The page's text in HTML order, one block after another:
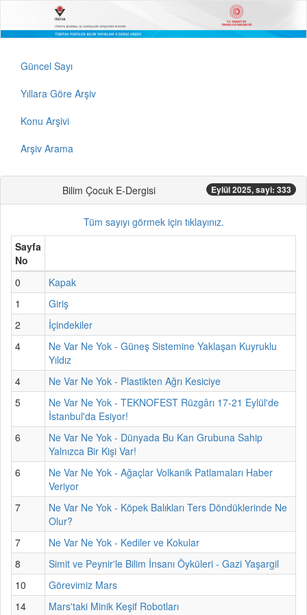
Güncel Sayı
Yıllara Göre Arşiv
Konu Arşivi
Arşiv Arama
Bilim Çocuk E-Dergisi Eylül 2025, sayi: 333
Tüm sayıyı görmek için tıklayınız.
Sayfa
No
0
Kapak
1
Giriş
2
İçindekiler
4
Ne Var Ne Yok - Güneş Sistemine Yaklaşan Kuyruklu
Yıldız
4
Ne Var Ne Yok - Plastikten Ağrı Kesiciye
5
Ne Var Ne Yok - TEKNOFEST Rüzgârı 17-21 Eylül'de
İstanbul'da Esiyor!
6
Ne Var Ne Yok - Dünyada Bu Kan Grubuna Sahip
Yalnızca Bir Kişi Var!
6
Ne Var Ne Yok - Ağaçlar Volkanik Patlamaları Haber
Veriyor
7
Ne Var Ne Yok - Köpek Balıkları Ters Döndüklerinde Ne
Olur?
7
Ne Var Ne Yok - Kediler ve Kokular
8
Simit ve Peynir'le Bilim İnsanı Öyküleri - Gazi Yaşargil
10
Görevimiz Mars
14
Mars'taki Minik Keşif Robotları